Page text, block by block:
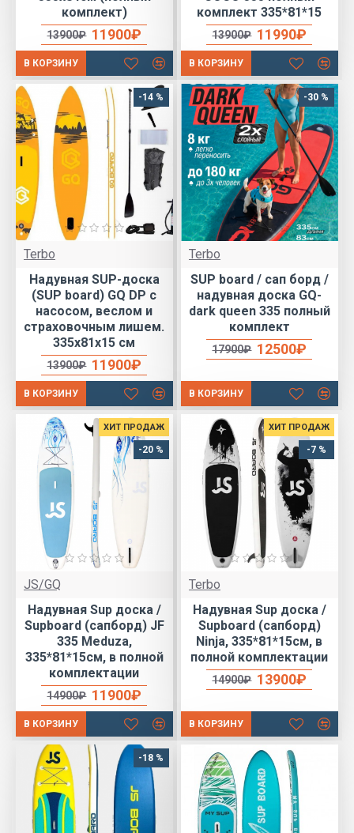
комплект)
11900₽
13900₽
В КОРЗИНУ
комплект 335*81*15
11990₽
13900₽
В КОРЗИНУ
-14 %
Terbo
Надувная SUP-доска
(SUP board) GQ DP с
насосом, веслом и
страховочным лишем.
335x81x15 см
11900₽
13900₽
В КОРЗИНУ
-30 %
Terbo
SUP board / сап борд /
надувная доска GQ-
dark queen 335 полный
комплект
12500₽
17900₽
В КОРЗИНУ
ХИТ ПРОДАЖ
-20 %
JS/GQ
Надувная Sup доска /
Supboard (сапборд) JF
335 Meduza,
335*81*15см, в полной
комплектации
11900₽
14900₽
В КОРЗИНУ
ХИТ ПРОДАЖ
-7 %
Terbo
Надувная Sup доска /
Supboard (сапборд)
Ninja, 335*81*15см, в
полной комплектации
13900₽
14900₽
В КОРЗИНУ
-18 %